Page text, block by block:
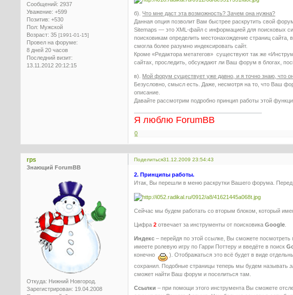
Сообщений: 2937
Уважение: +599
Позитив: +530
Пол: Мужской
Возраст: 35[1991-01-15]
Провел на форуме:
8 дней 20 часов
Последний визит:
13.11.2012 20:12:15
б). Что мне даст эта возможность? Зачем она нужна?
Данная опция позволит Вам быстрее раскрутить свой
Sitemaps — это XML-файл с информацией для поисковых
поисковикам определить местонахождение страниц сайта,
смогла более разумно индексировать сайт.
Кроме «Редактора метатегов» существуют так же
сайтах, проследить, обсуждают ли Ваш форум в блогах,
в). Мой форум существует уже давно, и я точно знаю, что
Безусловно, смысл есть. Даже, несмотря на то, что Ваш
описание.
Давайте рассмотрим подробно принцип работы этой
Я люблю ForumBB
0
Поделиться31.12.2009 23:54:43
rps
Знающий ForumBB
Откуда: Нижний Новгород.
Зарегистрирован: 19.04.2008
2. Принципы работы.
Итак, Вы перешли в меню раскрутки Вашего форума.
Сейчас мы будем работать со вторым блоком, который
Цифра2 отвечает за инструменты от поисковикаGoogle
Индекс – перейдя по этой ссылке, Вы сможете
имеете ролевую игру по Гарри Поттеру и введёте в поиск
конечно
). Отображаться это всё будет в виде
сохранил. Подобные страницы теперь мы будем называть
сможет найти Ваш форум и поселиться там.
Ссылки – при помощи этого инструмента Вы сможете